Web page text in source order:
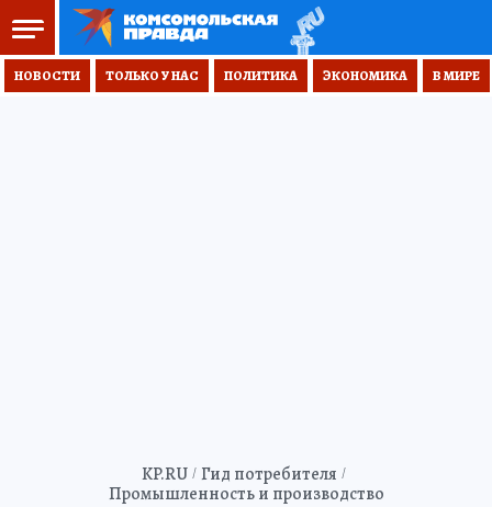
НОВОСТИ ТОЛЬКО У НАС ПОЛИТИКА ЭКОНОМИКА В МИРЕ
KP.RU Гид потребителя
Промышленность и производство